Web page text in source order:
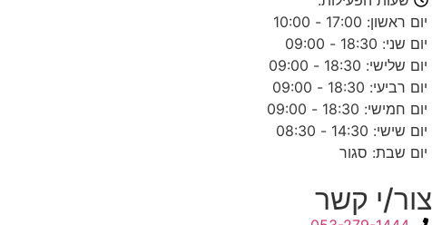
יום ראשון: 17:00 - 10:00
יום שני: 18:30 - 09:00
יום שלישי: 18:30 - 09:00
יום רביעי: 18:30 - 09:00
יום חמישי: 18:30 - 09:00
יום שישי: 14:30 - 08:30
יום שבת: סגור
צור/י קשר